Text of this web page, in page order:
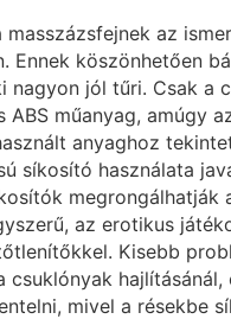
masszázsfejnek az
Ennek köszönhetően
nagyon jól tűri. Csak a
műanyag, amúgy
anyaghoz
síkosító használata
megrongálhatják
az erotikus
Kisebb
csuklónyak hajlításánál,
mivel a résekbe